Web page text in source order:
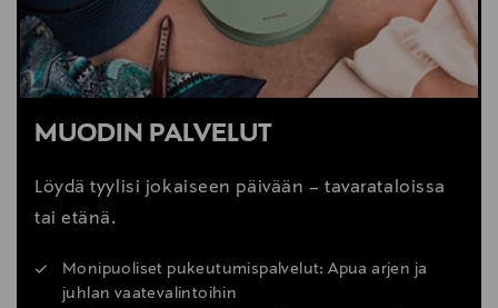
MUODIN PALVELUT
Löydä tyylisi jokaiseen päivään – tavarataloissa
tai etänä.
Monipuoliset pukeutumispalvelut: Apua arjen ja
juhlan vaatevalintoihin